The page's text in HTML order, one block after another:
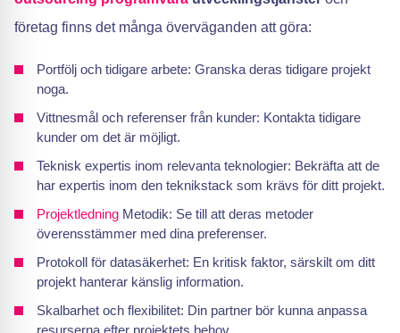
företag finns det många överväganden att göra:
Portfölj och tidigare arbete: Granska deras tidigare projekt
noga.
Vittnesmål och referenser från kunder: Kontakta tidigare
kunder om det är möjligt.
Teknisk expertis inom relevanta teknologier: Bekräfta att de
har expertis inom den teknikstack som krävs för ditt projekt.
Projektledning Metodik: Se till att deras metoder
överensstämmer med dina preferenser.
Protokoll för datasäkerhet: En kritisk faktor, särskilt om ditt
projekt hanterar känslig information.
Skalbarhet och flexibilitet: Din partner bör kunna anpassa
resurserna efter projektets behov.